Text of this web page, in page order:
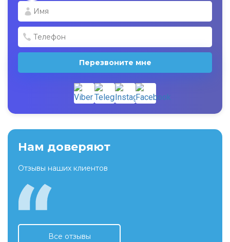
Перезвоните мне
Нам доверяют
Отзывы наших клиентов
Все отзывы